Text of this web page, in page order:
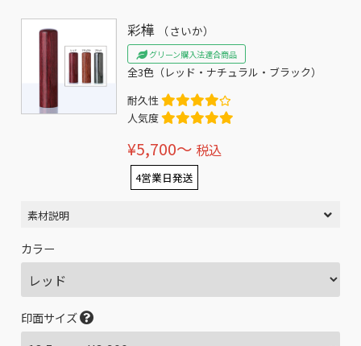
彩樺 （さいか）
グリーン購入法適合商品
全3色（レッド・ナチュラル・ブラック）
耐久性
人気度
¥5,700〜 税込
4営業日発送
素材説明
カラー
印面サイズ